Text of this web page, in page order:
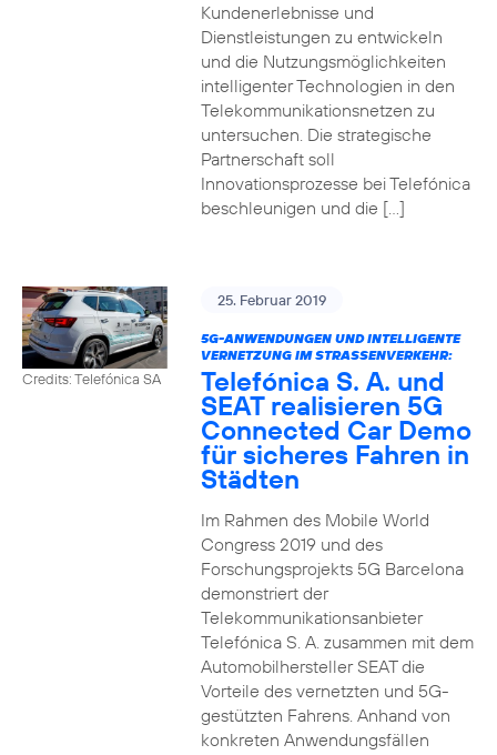
Kundenerlebnisse und
Dienstleistungen zu entwickeln
und die Nutzungsmöglichkeiten
intelligenter Technologien in den
Telekommunikationsnetzen zu
untersuchen. Die strategische
Partnerschaft soll
Innovationsprozesse bei Telefónica
beschleunigen und die […]
Credits: Telefónica SA
25. Februar 2019
5G-ANWENDUNGEN UND INTELLIGENTE
VERNETZUNG IM STRASSENVERKEHR:
Telefónica S. A. und
SEAT realisieren 5G
Connected Car Demo
für sicheres Fahren in
Städten
Im Rahmen des Mobile World
Congress 2019 und des
Forschungsprojekts 5G Barcelona
demonstriert der
Telekommunikationsanbieter
Telefónica S. A. zusammen mit dem
Automobilhersteller SEAT die
Vorteile des vernetzten und 5G-
gestützten Fahrens. Anhand von
konkreten Anwendungsfällen